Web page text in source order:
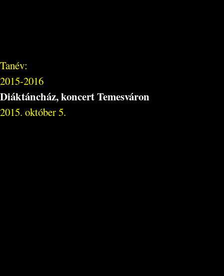
Tanév:
2015-2016
Diáktáncház, koncert Temesváron
2015. október 5.